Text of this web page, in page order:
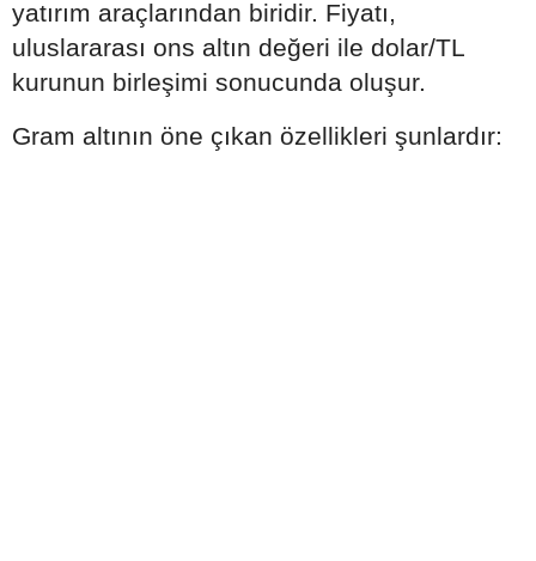
yatırım araçlarından biridir. Fiyatı,
uluslararası ons altın değeri ile dolar/TL
kurunun birleşimi sonucunda oluşur.
Gram altının öne çıkan özellikleri şunlardır: